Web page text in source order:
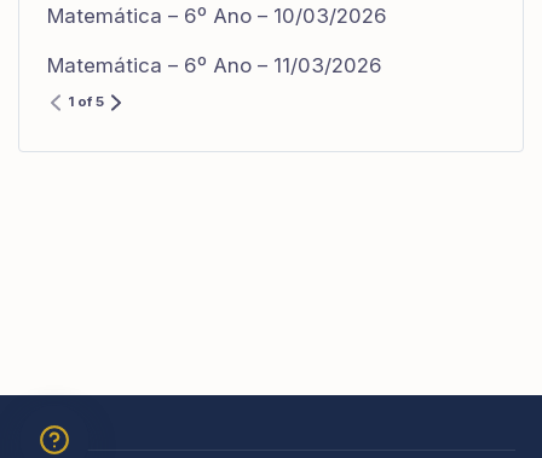
Matemática – 6º Ano – 10/03/2026
Matemática – 6º Ano – 11/03/2026
1 of 5